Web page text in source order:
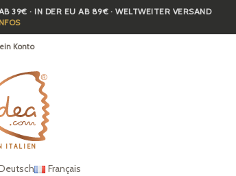
39€ · IN DER EU AB 89€ · WELTWEITER VERSAND
Konto
ITALIEN
Français